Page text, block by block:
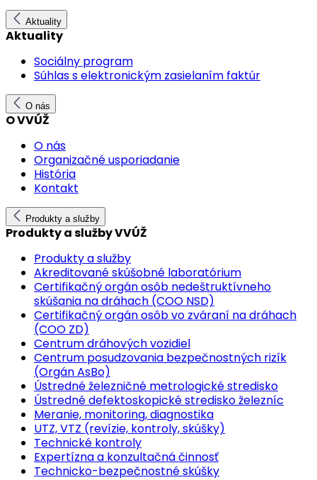
Aktuality
Aktuality
Sociálny program
Súhlas s elektronickým zasielaním faktúr
O nás
O VVÚŽ
O nás
Organizačné usporiadanie
História
Kontakt
Produkty a služby
Produkty a služby VVÚŽ
Produkty a služby
Akreditované skúšobné laboratórium
Certifikačný orgán osôb nedeštruktívneho
skúšania na dráhach (COO NSD)
Certifikačný orgán osôb vo zváraní na dráhach
(COO ZD)
Centrum dráhových vozidiel
Centrum posudzovania bezpečnostných rizík
(Orgán AsBo)
Ústredné železničné metrologické stredisko
Ústredné defektoskopické stredisko železníc
Meranie, monitoring, diagnostika
UTZ, VTZ (revízie, kontroly, skúšky)
Technické kontroly
Expertízna a konzultačná činnosť
Technicko-bezpečnostné skúšky